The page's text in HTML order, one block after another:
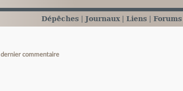
Dépêches Journaux Liens Forums
dernier commentaire